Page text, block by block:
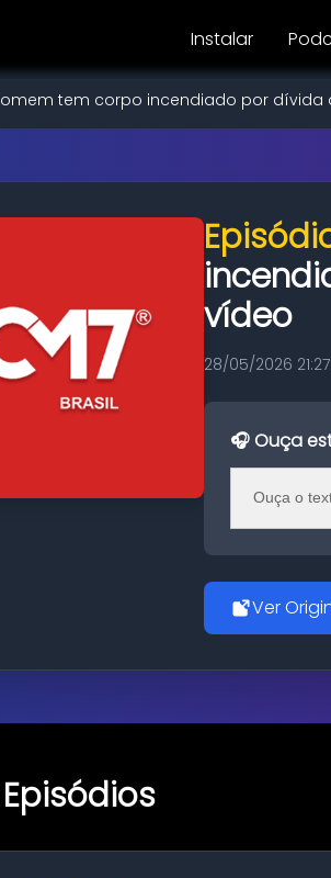
Instalar
tem corpo incendiado por dívida
vídeo
28/05/2026 21:27
🎧 Ouça
Ouça o
Ver